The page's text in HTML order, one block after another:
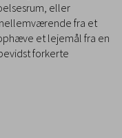
eller
fra et
et lejemål fra en
forkerte